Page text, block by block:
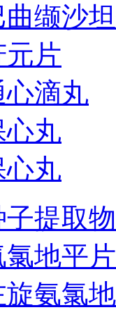
缬沙
片
心滴丸
心丸
心丸
提取
地平片
氨氯